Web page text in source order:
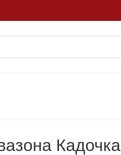
Кадочка